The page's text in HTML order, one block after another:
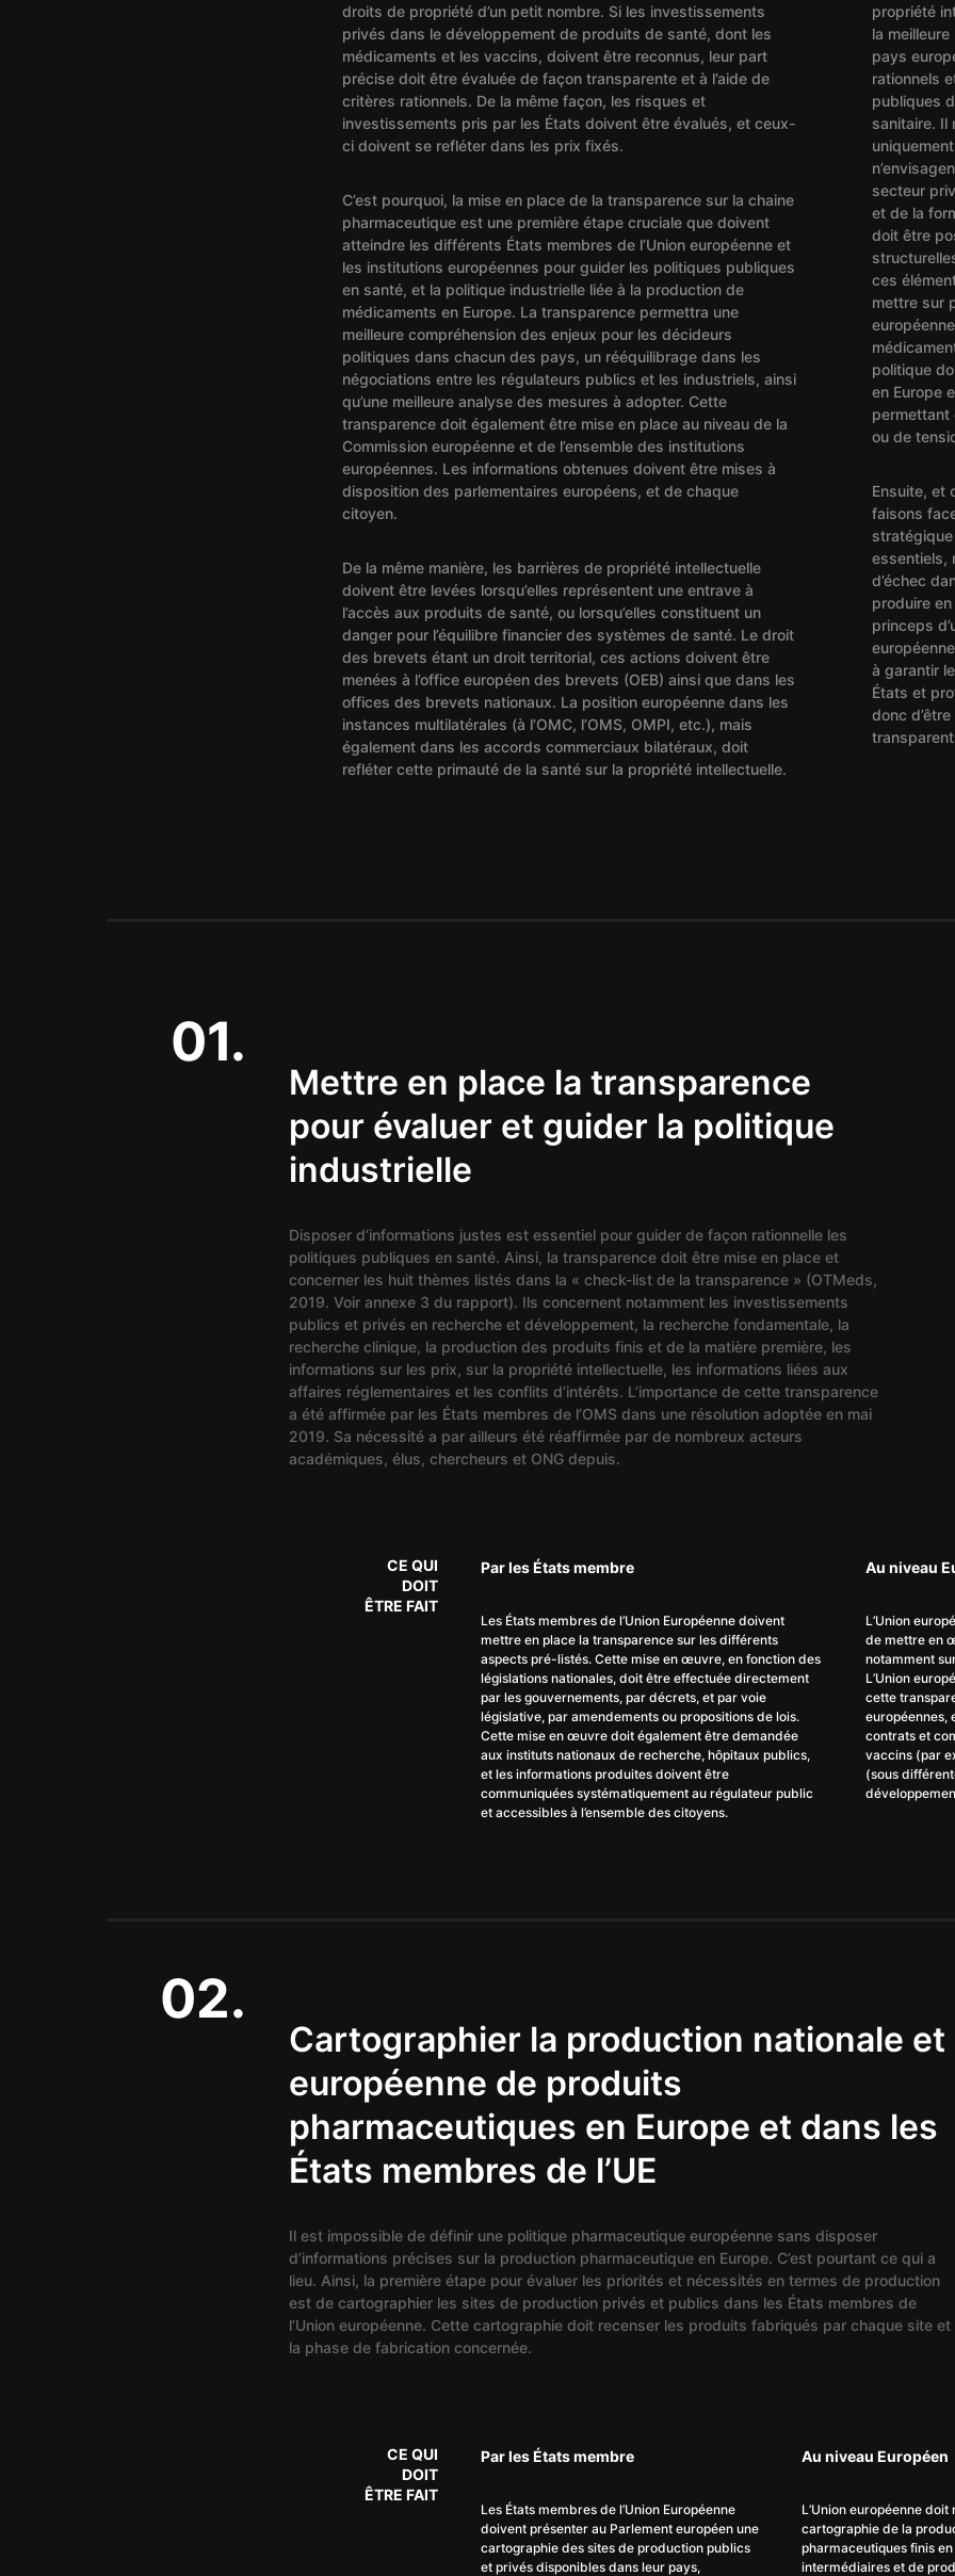
droits de propriété d’un petit nombre. Si les investissements
privés dans le développement de produits de santé, dont les
médicaments et les vaccins, doivent être reconnus, leur part
précise doit être évaluée de façon transparente et à l’aide de
critères rationnels. De la même façon, les risques et
investissements pris par les États doivent être évalués, et ceux-
ci doivent se refléter dans les prix fixés.
C’est pourquoi, la mise en place de la transparence sur la chaine
pharmaceutique est une première étape cruciale que doivent
atteindre les différents États membres de l’Union européenne et
les institutions européennes pour guider les politiques publiques
en santé, et la politique industrielle liée à la production de
médicaments en Europe. La transparence permettra une
meilleure compréhension des enjeux pour les décideurs
politiques dans chacun des pays, un rééquilibrage dans les
négociations entre les régulateurs publics et les industriels, ainsi
qu’une meilleure analyse des mesures à adopter. Cette
transparence doit également être mise en place au niveau de la
Commission européenne et de l’ensemble des institutions
européennes. Les informations obtenues doivent être mises à
disposition des parlementaires européens, et de chaque
citoyen.
De la même manière, les barrières de propriété intellectuelle
doivent être levées lorsqu’elles représentent une entrave à
l’accès aux produits de santé, ou lorsqu’elles constituent un
danger pour l’équilibre financier des systèmes de santé. Le droit
des brevets étant un droit territorial, ces actions doivent être
menées à l’office européen des brevets (OEB) ainsi que dans les
offices des brevets nationaux. La position européenne dans les
instances multilatérales (à l’OMC, l’OMS, OMPI, etc.), mais
également dans les accords commerciaux bilatéraux, doit
refléter cette primauté de la santé sur la propriété intellectuelle.
propriété
la
pays
rationnels
publiques
sanitaire. Il
secteur
et de la
doit être
ces
mettre sur
politique
en Europe
permettant
ou de
Ensuite, et
faisons
essentiels,
d’échec
produire
princeps
à garantir
États et
donc
01.
Mettre en place la transparence
pour évaluer et guider la politique
industrielle
Disposer d’informations justes est essentiel pour guider de façon rationnelle les
politiques publiques en santé. Ainsi, la transparence doit être mise en place et
concerner les huit thèmes listés dans la « check-list de la transparence » (OTMeds,
2019. Voir annexe 3 du rapport). Ils concernent notamment les investissements
publics et privés en recherche et développement, la recherche fondamentale, la
recherche clinique, la production des produits finis et de la matière première, les
informations sur les prix, sur la propriété intellectuelle, les informations liées aux
affaires réglementaires et les conflits d’intérêts. L’importance de cette transparence
a été affirmée par les États membres de l’OMS dans une résolution adoptée en mai
2019. Sa nécessité a par ailleurs été réaffirmée par de nombreux acteurs
académiques, élus, chercheurs et ONG depuis.
CE QUI
DOIT
ÊTRE FAIT
Par les États membre
Les États membres de l’Union Européenne doivent
mettre en place la transparence sur les différents
aspects pré-listés. Cette mise en œuvre, en fonction des
législations nationales, doit être effectuée directement
par les gouvernements, par décrets, et par voie
législative, par amendements ou propositions de lois.
Cette mise en œuvre doit également être demandée
aux instituts nationaux de recherche, hôpitaux publics,
et les informations produites doivent être
communiquées systématiquement au régulateur public
et accessibles à l’ensemble des citoyens.
Au niveau
L’Union
de mettre en
notamment
L’Union
cette
européennes,
contrats et
vaccins (par
(sous
02.
Cartographier la production nationale et
européenne de produits
pharmaceutiques en Europe et dans les
États membres de l’UE
Il est impossible de définir une politique pharmaceutique européenne sans disposer
d’informations précises sur la production pharmaceutique en Europe. C’est pourtant ce qui a
lieu. Ainsi, la première étape pour évaluer les priorités et nécessités en termes de production
est de cartographier les sites de production privés et publics dans les États membres de
l’Union européenne. Cette cartographie doit recenser les produits fabriqués par chaque site et
la phase de fabrication concernée.
CE QUI
DOIT
ÊTRE FAIT
Par les États membre
Les États membres de l’Union Européenne
doivent présenter au Parlement européen une
cartographie des sites de production publics
et privés disponibles dans leur pays,
Au niveau Européen
L’Union européenne doit
cartographie de la
pharmaceutiques finis
intermédiaires et de